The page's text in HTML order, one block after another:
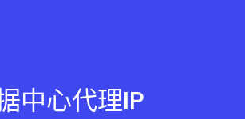
中心代理IP